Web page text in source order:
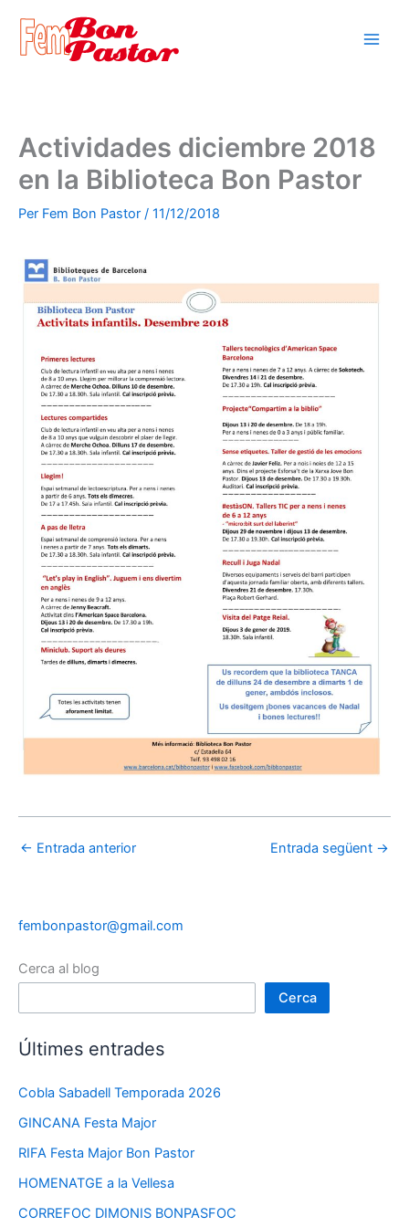
contingut
Actividades diciembre 2018
en la Biblioteca Bon Pastor
Per Fem Bon Pastor / 11/12/2018
← Entrada anterior Entrada següent →
fembonpastor@gmail.com
Cerca al blog
Cerca
Últimes entrades
Cobla Sabadell Temporada 2026
GINCANA Festa Major
RIFA Festa Major Bon Pastor
HOMENATGE a la Vellesa
CORREFOC DIMONIS BONPASFOC